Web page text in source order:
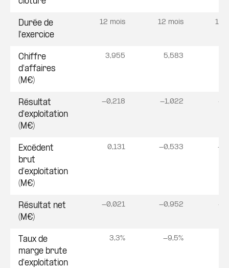
Durée de
l'exercice
12 mois 12 mois 12
Chiffre
d'affaires
(M€)
3,955 5,583
Résultat
d'exploitation
(M€)
-0,218 -1,022 -
Excédent
brut
d’exploitation
(M€)
0,131 -0,533 -
Résultat net
(M€)
-0,021 -0,952 -
Taux de
marge brute
d'exploitation
3,3% -9,5%